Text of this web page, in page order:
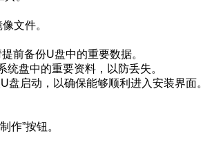
文件。
前备份U盘中的重要数据。
盘中的重要资料，以防丢失。
启动，以确保能够顺利进入安装界面。
作”按钮。